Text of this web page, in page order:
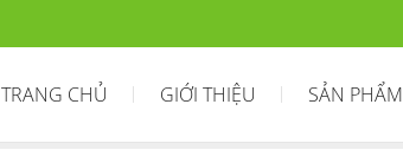
TRANG CHỦ GIỚI THIỆU SẢN PHẨM